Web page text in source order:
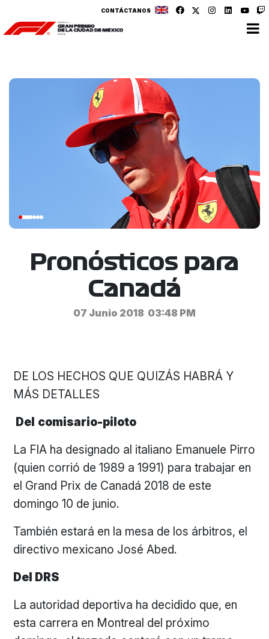
CONTÁCTANOS
Pronósticos para
Canadá
07 Junio 2018 03:48 PM
DE LOS HECHOS QUE QUIZÁS HABRÁ Y
MÁS DETALLES
Del comisario-piloto
La FIA ha designado al italiano Emanuele Pirro
(quien corrió de 1989 a 1991) para trabajar en
el Grand Prix de Canadá 2018 de este
domingo 10 de junio.
También estará en la mesa de los árbitros, el
directivo mexicano José Abed.
Del DRS
La autoridad deportiva ha decidido que, en
esta carrera en Montreal del próximo